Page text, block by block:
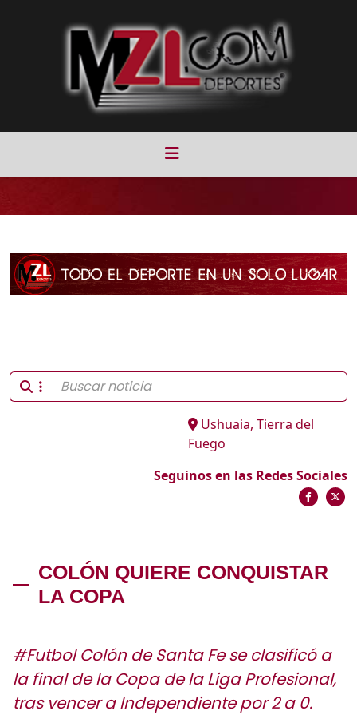
Ushuaia, Tierra del
Fuego
Seguinos en las Redes Sociales
COLÓN QUIERE CONQUISTAR
LA COPA
#Futbol Colón de Santa Fe se clasificó a
la final de la Copa de la Liga Profesional,
tras vencer a Independiente por 2 a 0.